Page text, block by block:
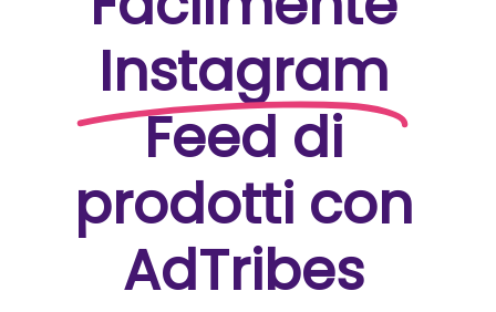
Instagram
Feed di
prodotti con
AdTribes